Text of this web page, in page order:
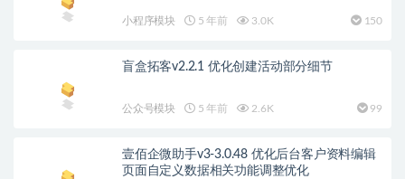
小程序模块 5 年前 3.0K 150
盲盒拓客v2.2.1 优化创建活动部分细节
公众号模块 5 年前 2.6K 99
壹佰企微助手v3-3.0.48 优化后台客户资料编辑
页面自定义数据相关功能调整优化